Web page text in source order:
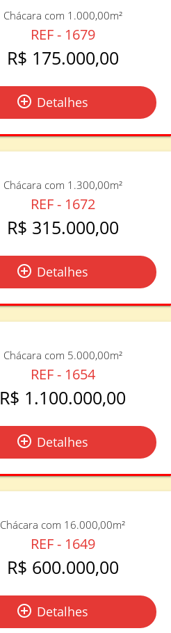
Chácara com 1.000,00m²
REF - 1679
R$ 175.000,00
add_circle_outline Detalhes
Chácara com 1.300,00m²
REF - 1672
R$ 315.000,00
add_circle_outline Detalhes
Chácara com 5.000,00m²
REF - 1654
R$ 1.100.000,00
add_circle_outline Detalhes
Chácara com 16.000,00m²
REF - 1649
R$ 600.000,00
add_circle_outline Detalhes